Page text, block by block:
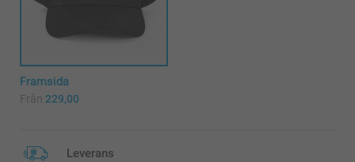
Framsida
Från 229,00
Leverans